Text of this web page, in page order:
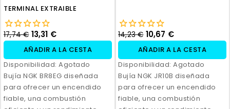
TERMINAL EXTRAIBLE
17,74 € 13,31 €
AÑADIR A LA CESTA
Disponibilidad: Agotado
Bujía NGK BR8EG diseñada
para ofrecer un encendido
fiable, una combustión
14,23 € 10,67 €
AÑADIR A LA CESTA
Disponibilidad: Agotado
Bujía NGK JR10B diseñada
para ofrecer un encendido
fiable, una combustión